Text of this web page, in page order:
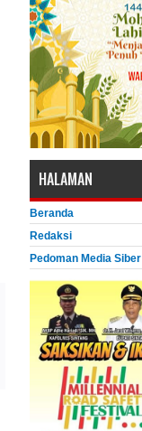
HALAMAN
Beranda
Redaksi
Pedoman Media Siber